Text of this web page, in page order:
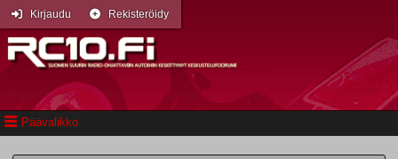
Päävalikko
Kirjaudu Rekisteröidy